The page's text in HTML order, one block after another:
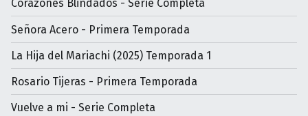
Corazones Blindados - Serie Completa
Señora Acero - Primera Temporada
La Hija del Mariachi (2025) Temporada 1
Rosario Tijeras - Primera Temporada
Vuelve a mi - Serie Completa